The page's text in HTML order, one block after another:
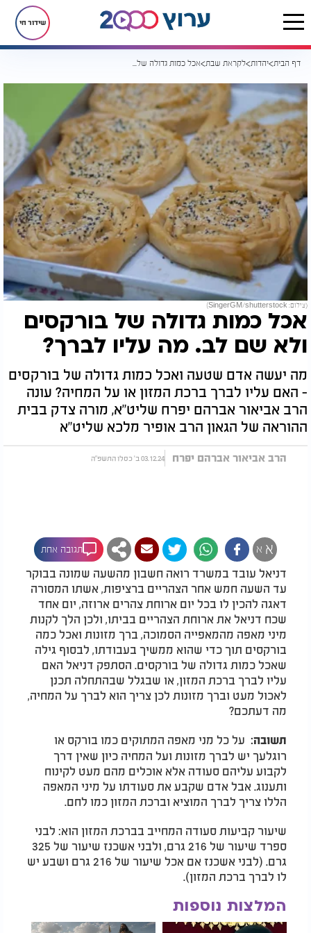
שידור חי
דף הבית יהדות לקראת שבת אכל כמות גדולה של בורקסים ולא שם לב. מה עליו לברך?
(צילום: SingerGM/shutterstock)
אכל כמות גדולה של בורקסים
ולא שם לב. מה עליו לברך?
מה יעשה אדם שטעה ואכל כמות גדולה של בורקסים
- האם עליו לברך ברכת המזון או על המחיה? עונה
הרב אביאור אברהם יפרח שליט"א, מורה צדק בבית
ההוראה של הגאון הרב אופיר מלכא שליט"א
הרב אביאור אברהם יפרח 03.12.24 ב' כסלו התשפ"ה
א א תגובה אחת
דניאל עובד במשרד רואה חשבון מהשעה שמונה בבוקר
עד השעה חמש אחר הצהריים ברציפות, אשתו המסורה
דאגה להכין לו בכל יום ארוחת צהרים ארוזה, יום אחד
שכח דניאל את ארוחת הצהריים בביתו, ולכן הלך לקנות
מיני מאפה מהמאפייה הסמוכה, ברך מזונות ואכל כמה
בורקסים תוך כדי שהוא ממשיך בעבודתו, לבסוף גילה
שאכל כמות גדולה של בורקסים. הסתפק דניאל האם
עליו לברך ברכת המזון, או שבגלל שבהתחלה תכנן
לאכול מעט וברך מזונות לכן צריך הוא לברך על המחיה,
מה דעתכם?
תשובה: על כל מני מאפה המתוקים כמו בורקס או
רוגלעך יש לברך מזונות ועל המחיה כיון שאין דרך
לקבוע עליהם סעודה אלא אוכלים מהם מעט לקינוח
ותענוג. אבל אדם שקבע את סעודתו על מיני המאפה
הללו צריך לברך המוציא וברכת המזון כמו לחם.
שיעור קביעות סעודה המחייב בברכת המזון הוא: לבני
ספרד שיעור של 216 גרם, ולבני אשכנז שיעור של 325
גרם. (לבני אשכנז אם אכל שיעור של 216 גרם ושבע יש
לו לברך ברכת המזון).
המלצות נוספות